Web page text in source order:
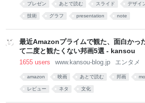
プレゼン あとで読む スライド デザイ
技術 グラフ presentation note
最近Amazonプライムで観た、面白かっ
て二度と観たくない邦画5選 - kansou
1655 users www.kansou-blog.jp エンタメ
amazon 映画 あとで読む 邦画
レビュー ネタ 文化